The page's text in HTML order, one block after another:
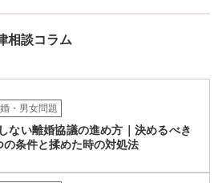
相談コラム
・男女問題
ない離婚協議の進め方｜決めるべき
の条件と揉めた時の対処法